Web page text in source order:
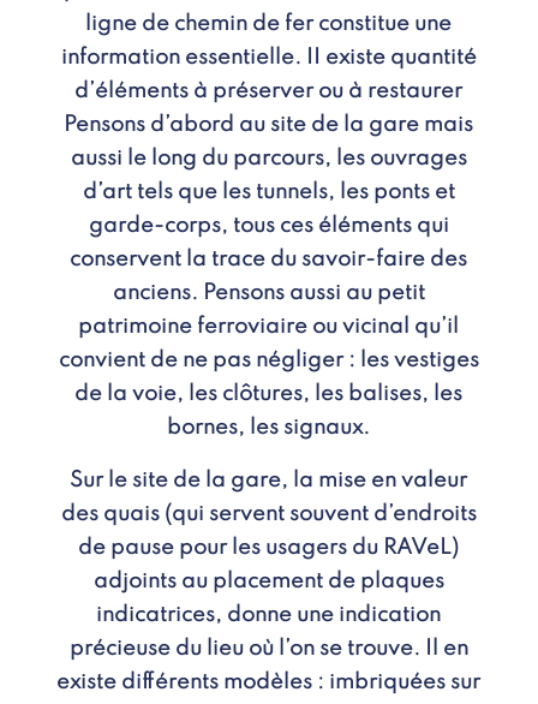
ligne de chemin de fer constitue une
information essentielle. II existe quantité
d’éléments à préserver ou à restaurer
Pensons d’abord au site de la gare mais
aussi le long du parcours, les ouvrages
d’art tels que les tunnels, les ponts et
garde-corps, tous ces éléments qui
conservent la trace du savoir-faire des
anciens. Pensons aussi au petit
patrimoine ferroviaire ou vicinal qu’il
convient de ne pas négliger : les vestiges
de la voie, les clôtures, les balises, les
bornes, les signaux.
Sur le site de la gare, la mise en valeur
des quais (qui servent souvent d’endroits
de pause pour les usagers du RAVeL)
adjoints au placement de plaques
indicatrices, donne une indication
précieuse du lieu où l’on se trouve. Il en
existe différents modèles : imbriquées sur